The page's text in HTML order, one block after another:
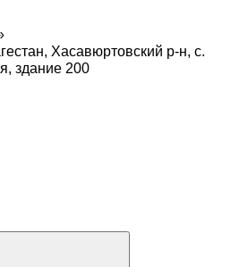
Хасавюртовский р-н, с.
здание 200